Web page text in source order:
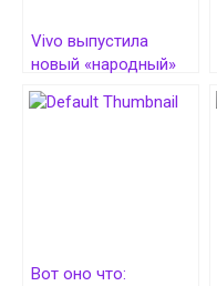
Vivo выпустила
новый «народный»
смартфон iQOO Z10
Turbo Pro с чипом
Вот оно что: